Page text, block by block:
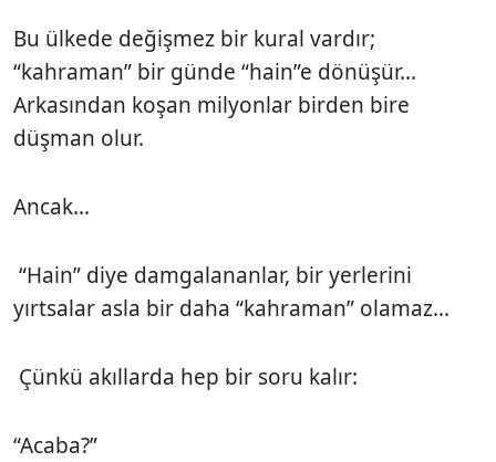
Bu ülkede değişmez bir kural vardır;
“kahraman” bir günde “hain”e dönüşür...
Arkasından koşan milyonlar birden bire
düşman olur.
Ancak...
“Hain” diye damgalananlar, bir yerlerini
yırtsalar asla bir daha “kahraman” olamaz...
Çünkü akıllarda hep bir soru kalır:
“Acaba?”